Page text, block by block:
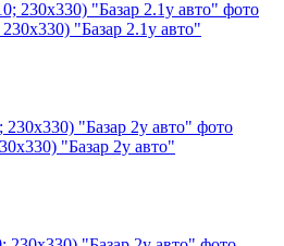
"Базар 2.1у авто"
"Базар 2у авто"